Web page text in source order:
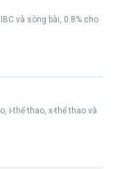
và sòng bài, 0.8% cho
i-thể thao, x-thể thao và